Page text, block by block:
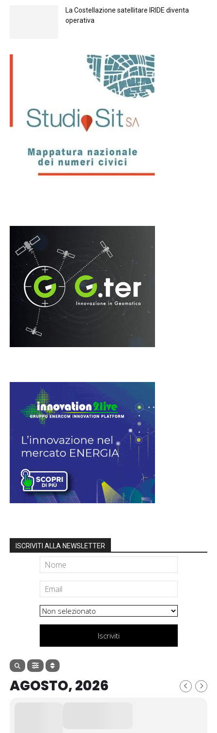
La Costellazione satellitare IRIDE diventa
operativa
ISCRIVITI ALLA NEWSLETTER
Iscriviti
AGOSTO, 2026